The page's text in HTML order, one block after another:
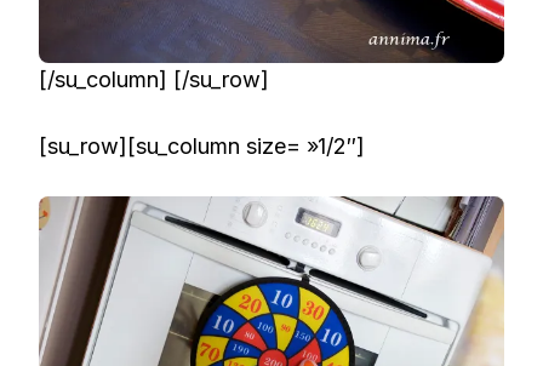
[/su_column] [/su_row]
[su_row][su_column size= »1/2″]